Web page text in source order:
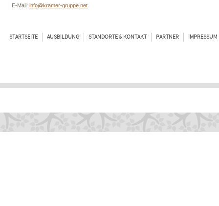
E-Mail:info@kramer-gruppe.net
STARTSEITE AUSBILDUNG STANDORTE & KONTAKT PARTNER IMPRESSUM